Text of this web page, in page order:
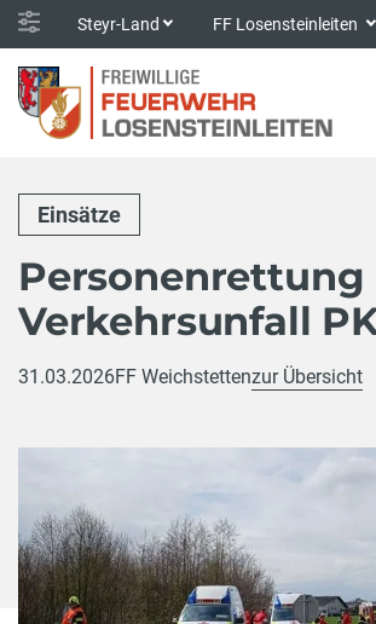
Steyr-Land FF Losensteinleiten
Einsätze
Personenrettung
Verkehrsunfall
31.03.2026FF Weichstettenzur Übersicht